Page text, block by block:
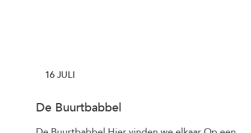
De Buurtbabbel
16 JULI